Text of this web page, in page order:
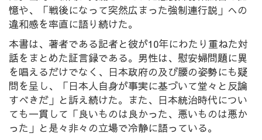
憶や、「戦後になって突然広まった強制連行説」への
違和感を率直に語り続けた。
本書は、著者である記者と彼が10年にわたり重ねた対
話をまとめた証言録である。男性は、慰安婦問題に異
を唱えるだけでなく、日本政府の及び腰の姿勢にも疑
問を呈し、「日本人自身が事実に基づいて堂々と反論
すべきだ」と訴え続けた。また、日本統治時代につい
ても一貫して「良いものは良かった、悪いものは悪か
った」と是々非々の立場で冷静に語っている。